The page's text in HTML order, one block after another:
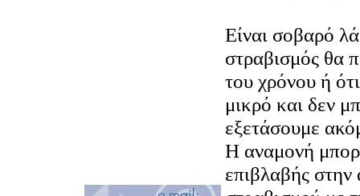
Είναι σοβαρό
στραβισμός θα
του χρόνου ή
μικρό και δεν
εξετάσουμε
Η αναμονή
επιβλαβής στην